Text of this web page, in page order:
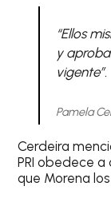
“Ellos
y
vigente”.
Pamela
Cerdeira
PRI obedece
que Morena